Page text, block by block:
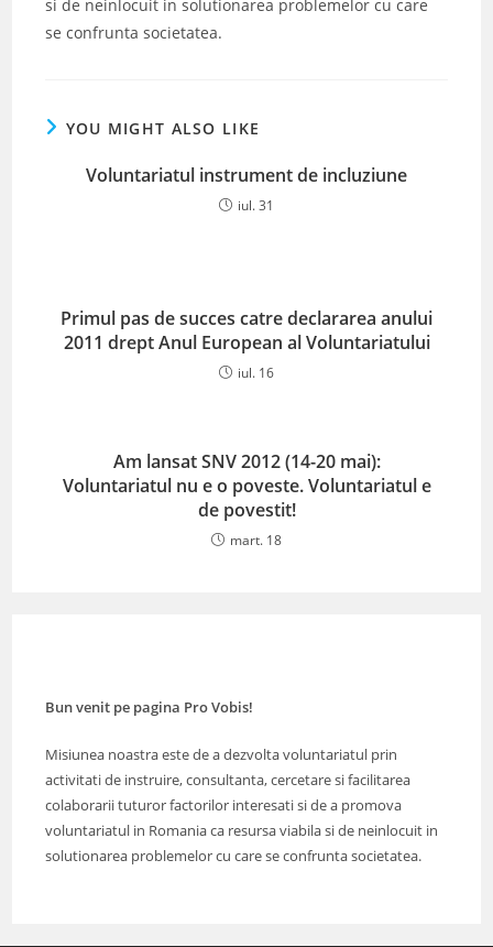
si de neinlocuit in solutionarea problemelor cu care
se confrunta societatea.
YOU MIGHT ALSO LIKE
Voluntariatul instrument de incluziune
iul. 31
Primul pas de succes catre declararea anului
2011 drept Anul European al Voluntariatului
iul. 16
Am lansat SNV 2012 (14-20 mai):
Voluntariatul nu e o poveste. Voluntariatul e
de povestit!
mart. 18
Bun venit pe pagina Pro Vobis!
Misiunea noastra este de a dezvolta voluntariatul prin
activitati de instruire, consultanta, cercetare si facilitarea
colaborarii tuturor factorilor interesati si de a promova
voluntariatul in Romania ca resursa viabila si de neinlocuit in
solutionarea problemelor cu care se confrunta societatea.